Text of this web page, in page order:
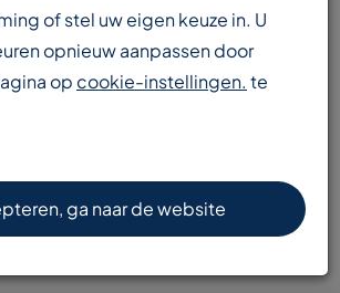
Snelle levering
of stel uw eigen keuze in. U
opnieuw aanpassen door
op cookie-instellingen. te
ga naar de website